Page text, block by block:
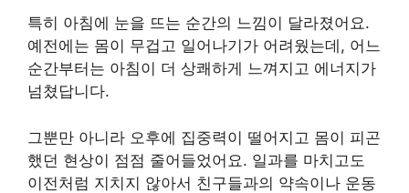
특히 아침에 눈을 뜨는 순간의 느낌이 달라졌어요.
예전에는 몸이 무겁고 일어나기가 어려웠는데, 어느
순간부터는 아침이 더 상쾌하게 느껴지고 에너지가
넘쳤답니다.
그뿐만 아니라 오후에 집중력이 떨어지고 몸이 피곤
했던 현상이 점점 줄어들었어요. 일과를 마치고도
이전처럼 지치지 않아서 친구들과의 약속이나 운동